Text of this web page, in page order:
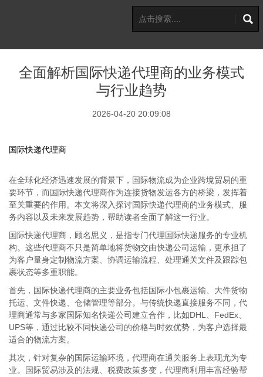
全面解析国际快递代理商的业务模式
与行业趋势
2026-04-20 20:09:08
国际快递代理商
在全球化经济迅速发展的背景下，国际物流成为企业跨境贸易的重
要环节，而国际快递代理商作为连接货物发运各方的桥梁，发挥着
至关重要的作用。本文将深入探讨国际快递代理商的业务模式、服
务内容以及未来发展趋势，帮助读者全面了解这一行业。
国际快递代理商，顾名思义，是指专门代理国际快递服务的专业机
构。这些代理商不只是简单地将货物交由快递公司运输，更承担了
为客户量身定制物流方案、协调运输流程、处理通关文件及跟踪包
裹状态等多重职能。
首先，国际快递代理商的主要业务包括国际小包裹运输、大件货物
托运、文件快递、仓储管理等部分。与传统快递直接服务不同，代
理商通常与多家国际知名快递公司建立合作，比如DHL、FedEx、
UPS等，通过比较不同快递公司的价格与时效优势，为客户选择最
适合的物流方案。
其次，针对复杂的国际运输环境，代理商在通关服务上表现尤为专
业。国际贸易涉及的法规、税费政策多变，代理商利用丰富经验帮